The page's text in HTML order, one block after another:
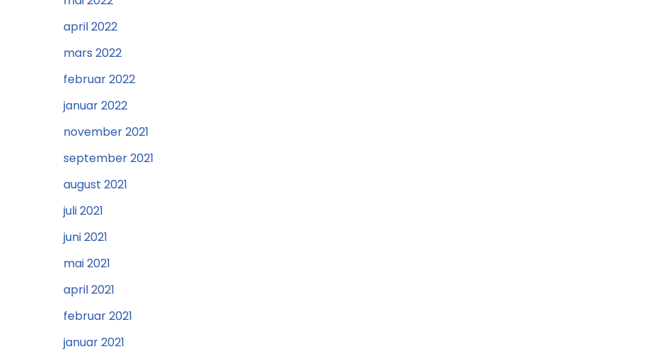
april 2022
mars 2022
februar 2022
januar 2022
november 2021
september 2021
august 2021
juli 2021
juni 2021
mai 2021
april 2021
februar 2021
januar 2021